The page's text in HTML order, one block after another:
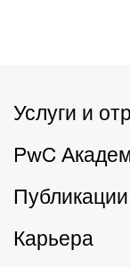
Услуги и
PwC
Публикации
Карьера